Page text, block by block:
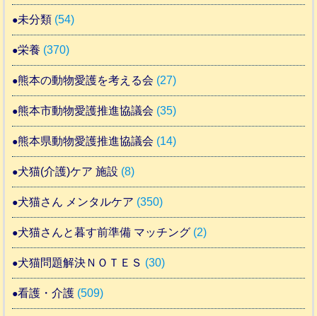
未分類 (54)
栄養 (370)
熊本の動物愛護を考える会 (27)
熊本市動物愛護推進協議会 (35)
熊本県動物愛護推進協議会 (14)
犬猫(介護)ケア 施設 (8)
犬猫さん メンタルケア (350)
犬猫さんと暮す前準備 マッチング (2)
犬猫問題解決ＮＯＴＥＳ (30)
看護・介護 (509)